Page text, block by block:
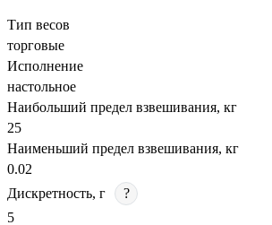
Тип весов
торговые
Исполнение
настольное
Наибольший предел взвешивания, кг
25
Наименьший предел взвешивания, кг
0.02
Дискретность, г
?
5